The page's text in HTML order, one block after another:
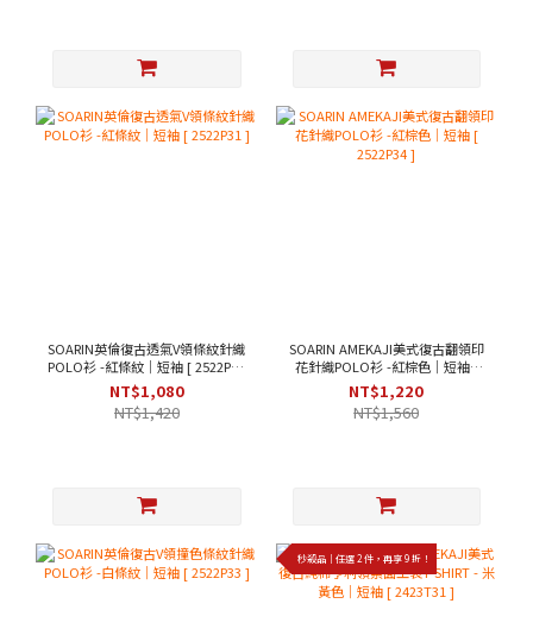
SOARIN英倫復古透氣V領條紋針織
POLO衫 -紅條紋｜短袖 [ 2522P31
]
NT$1,080
NT$1,420
SOARIN AMEKAJI美式復古翻領印
花針織POLO衫 -紅棕色｜短袖 [
2522P34 ]
NT$1,220
NT$1,560
秒殺品｜任選 2 件，再享 9 折！